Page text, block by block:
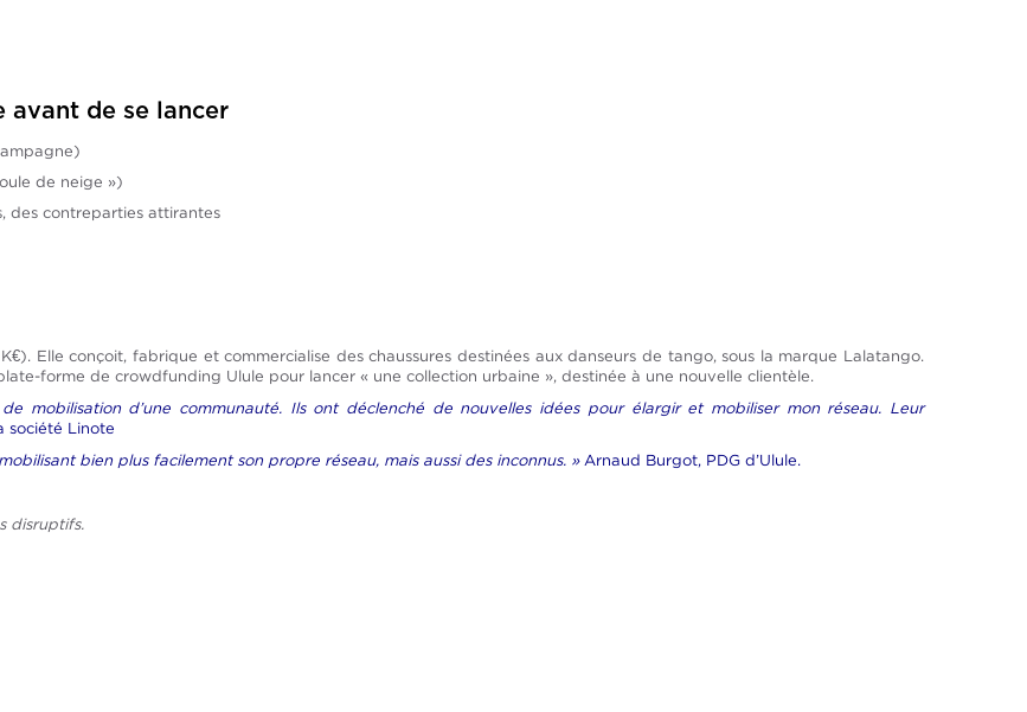
avant de se lancer
de neige »)
des contreparties attirantes
Elle conçoit, fabrique et commercialise des chaussures destinées aux danseurs de tango, sous la marque Lalatango.
forme de crowdfunding Ulule pour lancer « une collection urbaine », destinée à une nouvelle clientèle.
mobilisation d’une communauté. Ils ont déclenché de nouvelles idées pour élargir et mobiliser mon réseau. Leur
société Linote
bien plus facilement son propre réseau, mais aussi des inconnus. »Arnaud Burgot, PDG d’Ulule.
disruptifs.